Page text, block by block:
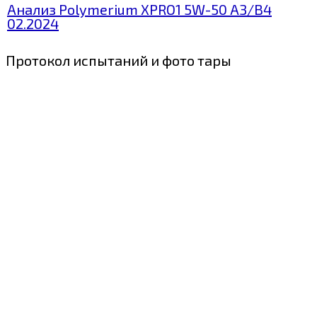
Анализ Polymerium XPRO1 5W-50 A3/B4
02.2024
Протокол испытаний и фото тары